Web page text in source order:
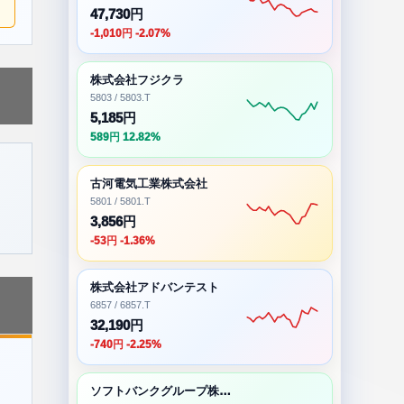
47,730円
-1,010円 -2.07%
株式会社フジクラ
5803 / 5803.T
5,185円
589円 12.82%
古河電気工業株式会社
5801 / 5801.T
3,856円
-53円 -1.36%
株式会社アドバンテスト
6857 / 6857.T
32,190円
-740円 -2.25%
ソフトバンクグループ株式会社